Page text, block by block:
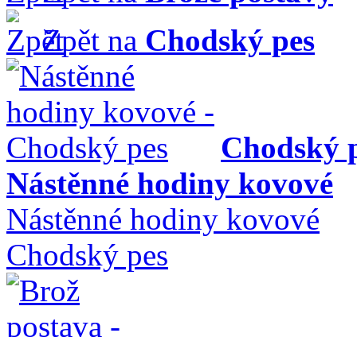
Zpět na Chodský pes
Chodský
Nástěnné hodiny kovové
Nástěnné hodiny kovové
Chodský pes